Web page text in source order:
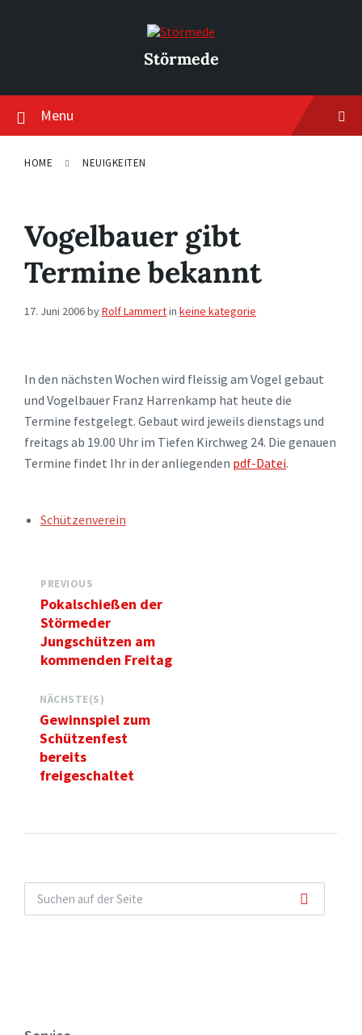
Störmede
Menu
HOME NEUIGKEITEN
Vogelbauer gibt
Termine bekannt
17. Juni 2006byRolf Lammertin keine kategorie
In den nächsten Wochen wird fleissig am Vogel gebaut
und Vogelbauer Franz Harrenkamp hat heute die
Termine festgelegt. Gebaut wird jeweils dienstags und
freitags ab 19.00 Uhr im Tiefen Kirchweg 24. Die genauen
Termine findet Ihr in der anliegenden pdf-Datei.
TAGS:Schützenverein
PREVIOUS
Pokalschießen der
Störmeder
Jungschützen am
kommenden Freitag
NÄCHSTE(S)
Gewinnspiel zum
Schützenfest
bereits
freigeschaltet